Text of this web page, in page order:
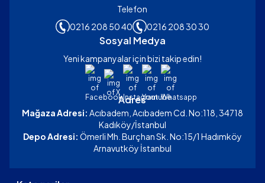
Telefon
0216 208 50 40
0216 208 30 30
Sosyal Medya
Yeni kampanyalar için bizi takip edin!
Facebook
X Instagram
YoutubeWhatsapp
Adres
Mağaza Adresi: Acıbadem, Acıbadem Cd. No:118, 34718
Kadıköy/İstanbul
Depo Adresi: Ömerli Mh. Burçhan Sk. No:15/1 Hadımköy
Arnavutköy İstanbul